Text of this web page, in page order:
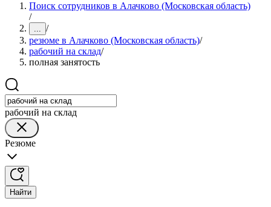
Поиск сотрудников в Алачково (Московская область)
/
... /
резюме в Алачково (Московская область)/
рабочий на склад/
полная занятость
рабочий на склад
Резюме
Найти